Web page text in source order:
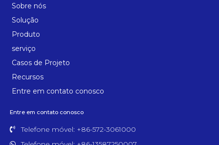
Sobre nós
Solução
Produto
serviço
Casos de Projeto
Recursos
Entre em contato conosco
Entre em contato conosco
Telefone móvel: +86-572-3061000